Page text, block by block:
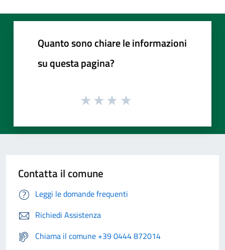
Quanto sono chiare le informazioni
su questa pagina?
Contatta il comune
Leggi le domande frequenti
Richiedi Assistenza
Chiama il comune +39 0444 872014